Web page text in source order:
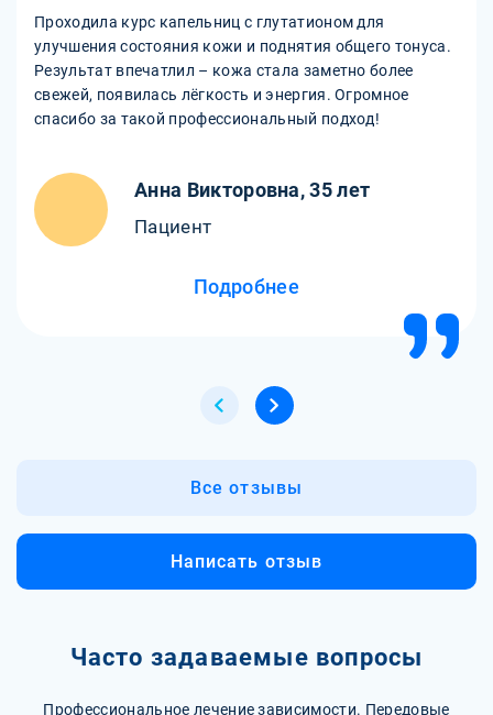
Проходила курс капельниц с глутатионом для
улучшения состояния кожи и поднятия общего тонуса.
Результат впечатлил – кожа стала заметно более
свежей, появилась лёгкость и энергия. Огромное
спасибо за такой профессиональный подход!
Анна Викторовна, 35 лет
Пациент
Подробнее
Все отзывы
Написать отзыв
Часто задаваемые вопросы
Профессиональное лечение зависимости. Передовые